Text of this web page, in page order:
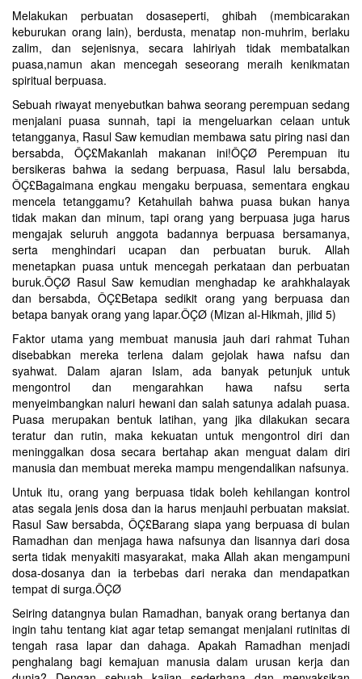
Melakukan perbuatan dosaseperti, ghibah (membicarakan
keburukan orang lain), berdusta, menatap non-muhrim, berlaku
zalim, dan sejenisnya, secara lahiriyah tidak membatalkan
puasa,namun akan mencegah seseorang meraih kenikmatan
spiritual berpuasa.
Sebuah riwayat menyebutkan bahwa seorang perempuan sedang
menjalani puasa sunnah, tapi ia mengeluarkan celaan untuk
tetangganya, Rasul Saw kemudian membawa satu piring nasi dan
bersabda, ÔÇ£Makanlah makanan ini!ÔÇØ Perempuan itu
bersikeras bahwa ia sedang berpuasa, Rasul lalu bersabda,
ÔÇ£Bagaimana engkau mengaku berpuasa, sementara engkau
mencela tetanggamu? Ketahuilah bahwa puasa bukan hanya
tidak makan dan minum, tapi orang yang berpuasa juga harus
mengajak seluruh anggota badannya berpuasa bersamanya,
serta menghindari ucapan dan perbuatan buruk. Allah
menetapkan puasa untuk mencegah perkataan dan perbuatan
buruk.ÔÇØ Rasul Saw kemudian menghadap ke arahkhalayak
dan bersabda, ÔÇ£Betapa sedikit orang yang berpuasa dan
betapa banyak orang yang lapar.ÔÇØ (Mizan al-Hikmah, jilid 5)
Faktor utama yang membuat manusia jauh dari rahmat Tuhan
disebabkan mereka terlena dalam gejolak hawa nafsu dan
syahwat. Dalam ajaran Islam, ada banyak petunjuk untuk
mengontrol dan mengarahkan hawa nafsu serta
menyeimbangkan naluri hewani dan salah satunya adalah puasa.
Puasa merupakan bentuk latihan, yang jika dilakukan secara
teratur dan rutin, maka kekuatan untuk mengontrol diri dan
meninggalkan dosa secara bertahap akan menguat dalam diri
manusia dan membuat mereka mampu mengendalikan nafsunya.
Untuk itu, orang yang berpuasa tidak boleh kehilangan kontrol
atas segala jenis dosa dan ia harus menjauhi perbuatan maksiat.
Rasul Saw bersabda, ÔÇ£Barang siapa yang berpuasa di bulan
Ramadhan dan menjaga hawa nafsunya dan lisannya dari dosa
serta tidak menyakiti masyarakat, maka Allah akan mengampuni
dosa-dosanya dan ia terbebas dari neraka dan mendapatkan
tempat di surga.ÔÇØ
Seiring datangnya bulan Ramadhan, banyak orang bertanya dan
ingin tahu tentang kiat agar tetap semangat menjalani rutinitas di
tengah rasa lapar dan dahaga. Apakah Ramadhan menjadi
penghalang bagi kemajuan manusia dalam urusan kerja dan